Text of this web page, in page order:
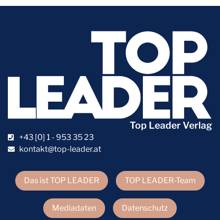
Das ist TOP LEADER TOP LEADER-Team
Mediadaten Datenschutz
Top Leader Verlag
+43 [0] 1 - 953 35 23
kontakt@top-leader.at